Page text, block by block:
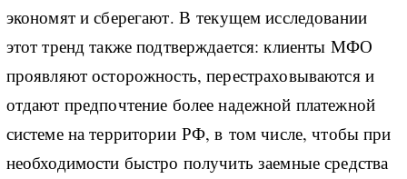
экономят и сберегают. В текущем исследовании
этот тренд также подтверждается: клиенты МФО
проявляют осторожность, перестраховываются и
отдают предпочтение более надежной платежной
системе на территории РФ, в том числе, чтобы при
необходимости быстро получить заемные средства